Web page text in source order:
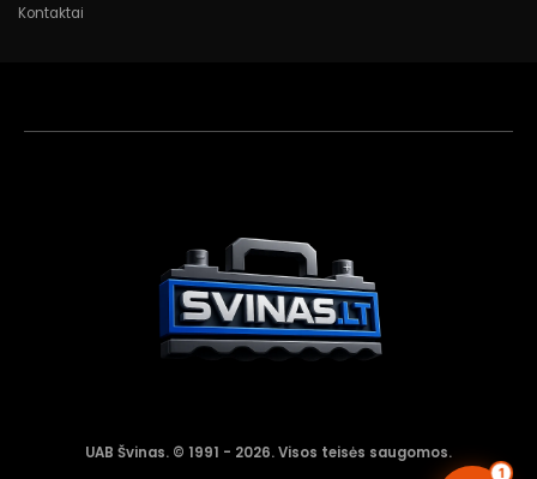
Kontaktai
UAB Švinas. © 1991 - 2026. Visos teisės saugomos.
1
Akumuliatorių
asistentas
Aktyvus dabar